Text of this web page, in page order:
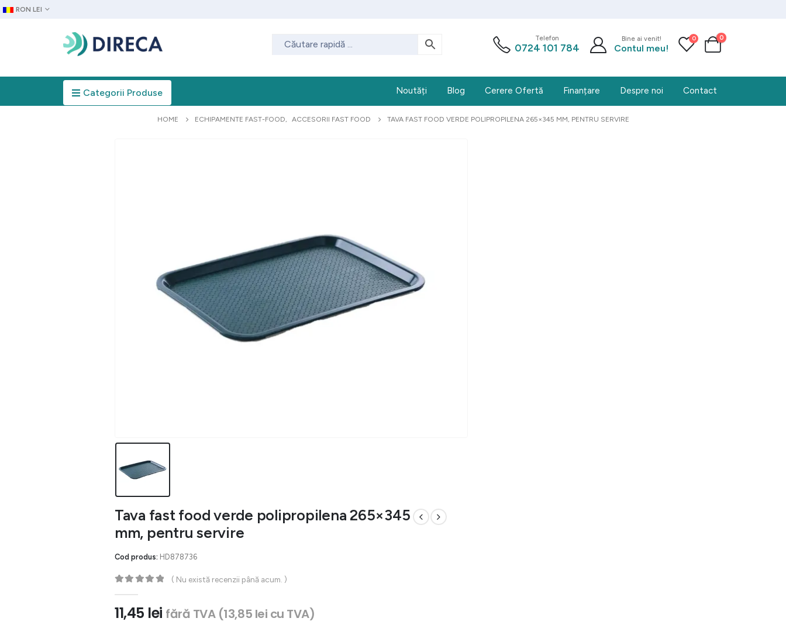
RON LEI
Telefon
0724 101 784
Bine ai venit!
Contul meu!
0 0
Categorii Produse Noutăți Blog Cerere Ofertă Finanțare Despre noi Contact
HOME ECHIPAMENTE FAST-FOOD, ACCESORII FAST FOOD TAVA FAST FOOD VERDE POLIPROPILENA 265×345 MM, PENTRU SERVIRE
Tava fast food verde polipropilena 265×345
mm, pentru servire
Cod produs: HD878736
( Nu există recenzii până acum. )
11,45 lei fără TVA (13,85 lei cu TVA)